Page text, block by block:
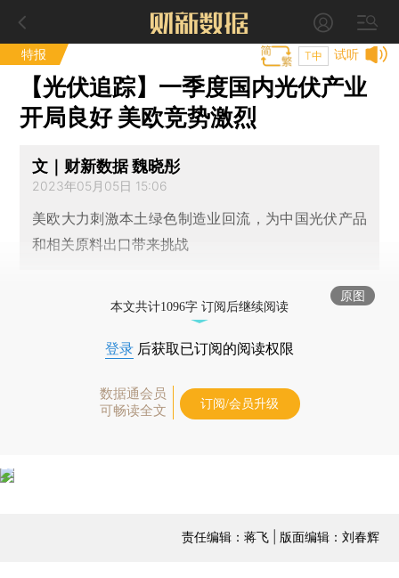
特报 试听
T中
【光伏追踪】一季度国内光伏产业
开局良好 美欧竞势激烈
文｜财新数据 魏晓彤
2023年05月05日 15:06
美欧大力刺激本土绿色制造业回流，为中国光伏产品
和相关原料出口带来挑战
原图
本文共计1096字 订阅后继续阅读
登录 后获取已订阅的阅读权限
数据通会员
可畅读全文
订阅/会员升级
责任编辑：蒋飞 | 版面编辑：刘春辉